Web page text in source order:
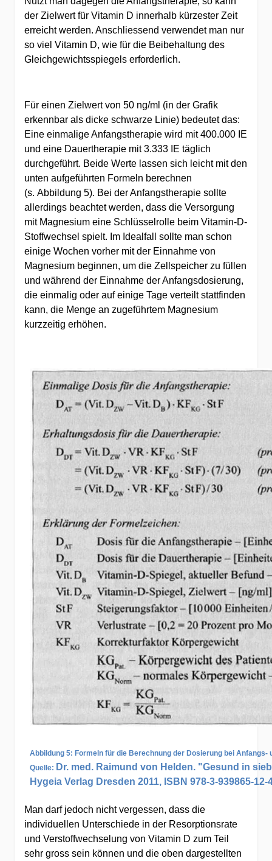
der Zielwert für Vitamin D innerhalb kürzester Zeit
erreicht werden. Anschliessend verwendet man nur
so viel Vitamin D, wie für die Beibehaltung des
Gleichgewichtsspiegels erforderlich.
Für einen Zielwert von 50 ng/ml (in der Grafik
erkennbar als dicke schwarze Linie) bedeutet das:
Eine einmalige Anfangstherapie wird mit 400.000 IE
und eine Dauertherapie mit 3.333 IE täglich
durchgeführt. Beide Werte lassen sich leicht mit den
unten aufgeführten Formeln berechnen
(s. Abbildung 5). Bei der Anfangstherapie sollte
allerdings beachtet werden, dass die Versorgung
mit Magnesium eine Schlüsselrolle beim Vitamin-D-
Stoffwechsel spielt. Im Idealfall sollte man schon
einige Wochen vorher mit der Einnahme von
Magnesium beginnen, um die Zellspeicher zu füllen
und während der Einnahme der Anfangsdosierung,
die einmalig oder auf einige Tage verteilt stattfinden
kann, die Menge an zugeführtem Magnesium
kurzzeitig erhöhen.
Abbildung 5: Formeln für die Berechnung der Dosierung bei Anfangs-
Quelle: Dr. med. Raimund von Helden. "Gesund in
Hygeia Verlag Dresden 2011, ISBN 978-3-939865-12-
Man darf jedoch nicht vergessen, dass die
individuellen Unterschiede in der Resorptionsrate
und Verstoffwechselung von Vitamin D zum Teil
sehr gross sein können und die oben dargestellten